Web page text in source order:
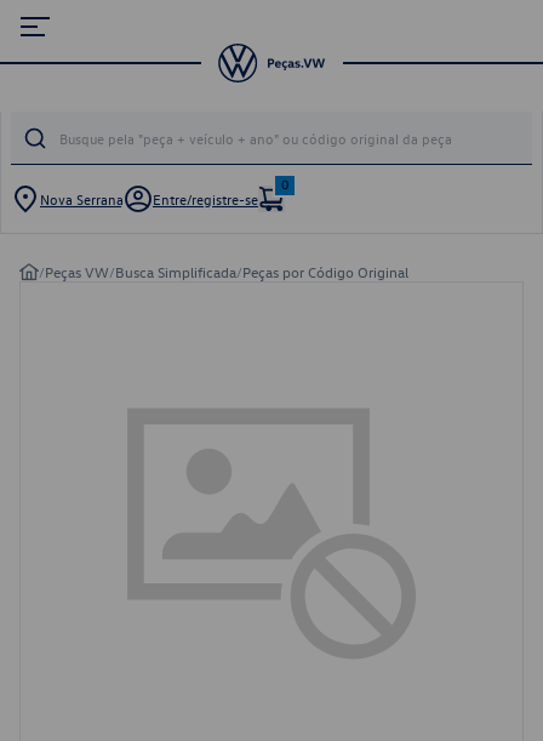
Nova Serrana Entre/registre-se
0
/Peças VW/Busca Simplificada/Peças por Código Original